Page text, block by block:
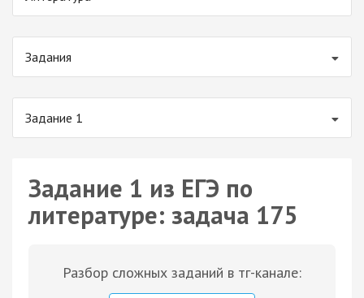
Задания
Задание 1
Задание 1 из ЕГЭ по
литературе: задача 175
Разбор сложных заданий в тг-канале: